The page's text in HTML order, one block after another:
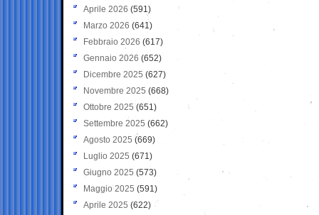
Aprile 2026 (591)
Marzo 2026 (641)
Febbraio 2026 (617)
Gennaio 2026 (652)
Dicembre 2025 (627)
Novembre 2025 (668)
Ottobre 2025 (651)
Settembre 2025 (662)
Agosto 2025 (669)
Luglio 2025 (671)
Giugno 2025 (573)
Maggio 2025 (591)
Aprile 2025 (622)